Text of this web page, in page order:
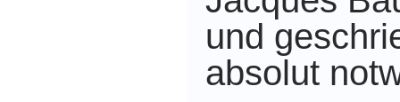
und
absolut